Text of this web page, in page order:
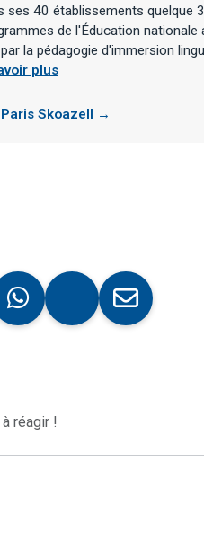
ses 40 établissements quelque
de l'Éducation nationale
la pédagogie d'immersion
plus
Skoazell →
réagir !